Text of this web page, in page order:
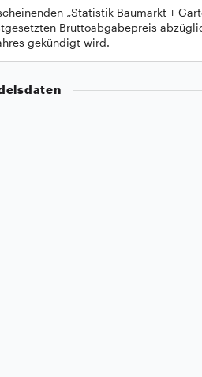
„Statistik Baumarkt +
Bruttoabgabepreis
gekündigt wird.